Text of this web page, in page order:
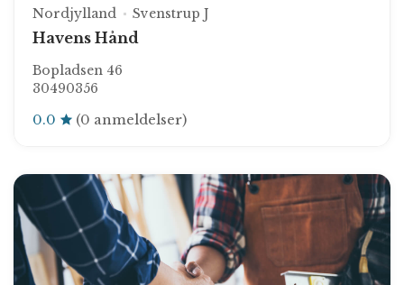
Nordjylland Svenstrup J
Havens Hånd
Bopladsen 46
30490356
0.0 (0 anmeldelser)